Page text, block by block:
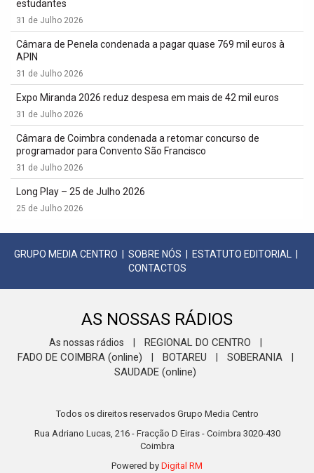
estudantes
31 de Julho 2026
Câmara de Penela condenada a pagar quase 769 mil euros à
APIN
31 de Julho 2026
Expo Miranda 2026 reduz despesa em mais de 42 mil euros
31 de Julho 2026
Câmara de Coimbra condenada a retomar concurso de
programador para Convento São Francisco
31 de Julho 2026
Long Play – 25 de Julho 2026
25 de Julho 2026
GRUPO MEDIA CENTRO SOBRE NÓS ESTATUTO EDITORIAL
CONTACTOS
AS NOSSAS RÁDIOS
As nossas rádios REGIONAL DO CENTRO
FADO DE COIMBRA (online) BOTAREU SOBERANIA
SAUDADE (online)
Todos os direitos reservados Grupo Media Centro
Rua Adriano Lucas, 216 - Fracção D Eiras - Coimbra 3020-430
Coimbra
Powered by Digital RM